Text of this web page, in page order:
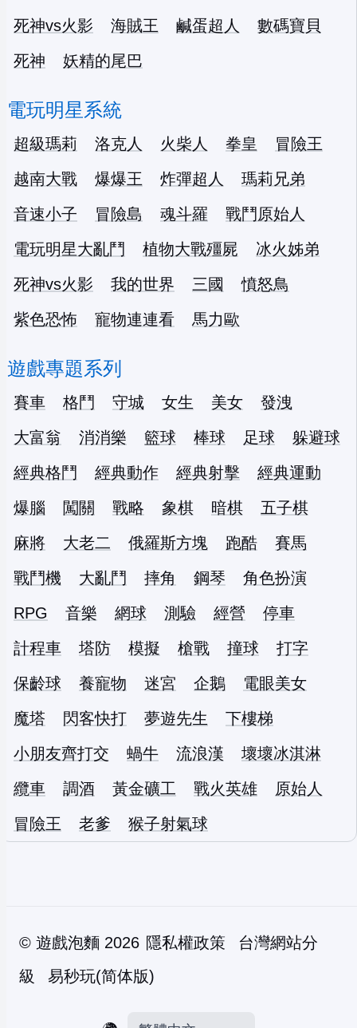
死神vs火影
海賊王 鹹蛋超人
數碼寶貝
死神
妖精的尾巴
電玩明星系統
超級瑪莉 洛克人 火柴人 拳皇
冒險王
越南大戰
爆爆王 炸彈超人
瑪莉兄弟
音速小子
冒險島 魂斗羅
戰鬥原始人
電玩明星大亂鬥
植物大戰殭屍
冰火姊弟
死神vs火影
我的世界 三國
憤怒鳥
紫色恐怖
寵物連連看 馬力歐
遊戲專題系列
賽車 格鬥 守城 女生 美女
發洩
大富翁
消消樂 籃球 棒球 足球
躲避球
經典格鬥
經典動作 經典射擊
經典運動
爆腦
闖關 戰略 象棋 暗棋
五子棋
麻將
大老二 俄羅斯方塊 跑酷
賽馬
戰鬥機
大亂鬥 摔角 鋼琴
角色扮演
RPG
音樂 網球 測驗 經營
停車
計程車
塔防 模擬 槍戰 撞球
打字
保齡球
養寵物 迷宮 企鵝
電眼美女
魔塔
閃客快打 夢遊先生
下樓梯
小朋友齊打交
蝸牛 流浪漢
壞壞冰淇淋
纜車
調酒 黃金礦工 戰火英雄
原始人
冒險王
老爹 猴子射氣球
© 遊戲泡麵 2026 隱私權政策
台灣網站分
級
易秒玩(简体版)